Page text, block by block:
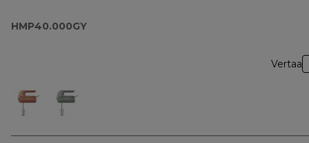
HMP40.000GY
Vertaa